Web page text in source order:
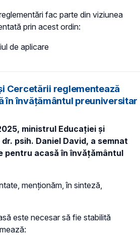
fac parte din viziunea
prin acest ordin:
de aplicare
Cercetării reglementează
în învățământul preuniversitar
ministrul Educației și
psih. Daniel David, a semnat
pentru acasă în învățământul
menționăm, în sinteză,
este necesar să fie stabilită